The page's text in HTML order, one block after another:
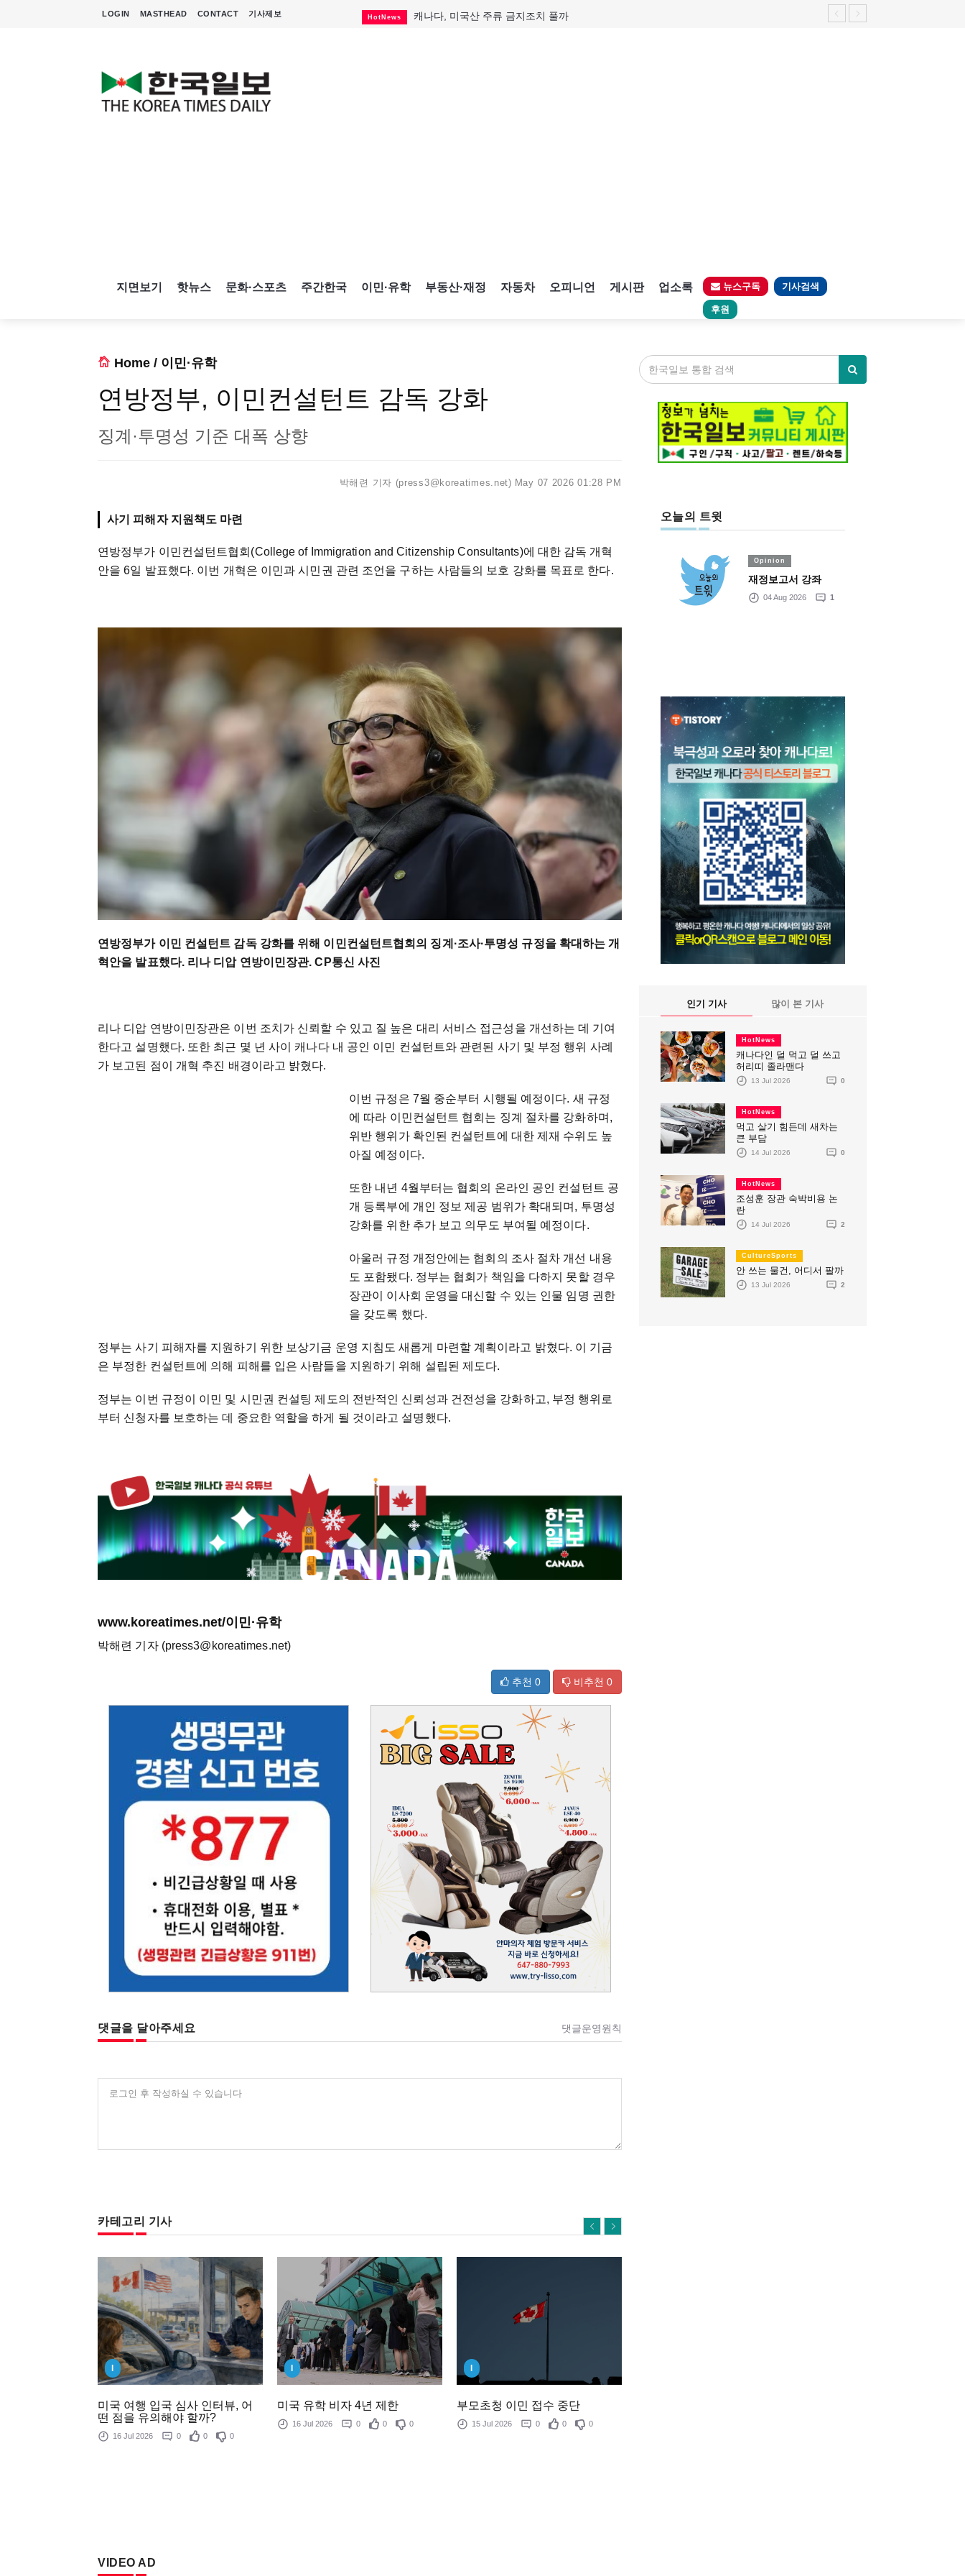
LOGIN MASTHEAD CONTACT 기사제보 HotNews 캐나다, 미국산 주류 금지조치 풀까
지면보기 핫뉴스 문화·스포츠 주간한국 이민·유학 부동산·재정 자동차 오피니언 게시판 업소록 뉴스구독 기사검색
후원
Home / 이민·유학
연방정부, 이민컨설턴트 감독 강화
징계·투명성 기준 대폭 상향
박해련 기자 (press3@koreatimes.net) May 07 2026 01:28 PM
사기 피해자 지원책도 마련
연방정부가 이민컨설턴트협회(College of Immigration and Citizenship Consultants)에 대한 감독 개혁
안을 6일 발표했다. 이번 개혁은 이민과 시민권 관련 조언을 구하는 사람들의 보호 강화를 목표로 한다.
연방정부가 이민 컨설턴트 감독 강화를 위해 이민컨설턴트협회의 징계·조사·투명성 규정을 확대하는 개
혁안을 발표했다. 리나 디압 연방이민장관. CP통신 사진
리나 디압 연방이민장관은 이번 조치가 신뢰할 수 있고 질 높은 대리 서비스 접근성을 개선하는 데 기여
한다고 설명했다. 또한 최근 몇 년 사이 캐나다 내 공인 이민 컨설턴트와 관련된 사기 및 부정 행위 사례
가 보고된 점이 개혁 추진 배경이라고 밝혔다.
이번 규정은 7월 중순부터 시행될 예정이다. 새 규정
에 따라 이민컨설턴트 협회는 징계 절차를 강화하며,
위반 행위가 확인된 컨설턴트에 대한 제재 수위도 높
아질 예정이다.
또한 내년 4월부터는 협회의 온라인 공인 컨설턴트 공
개 등록부에 개인 정보 제공 범위가 확대되며, 투명성
강화를 위한 추가 보고 의무도 부여될 예정이다.
아울러 규정 개정안에는 협회의 조사 절차 개선 내용
도 포함됐다. 정부는 협회가 책임을 다하지 못할 경우
장관이 이사회 운영을 대신할 수 있는 인물 임명 권한
을 갖도록 했다.
정부는 사기 피해자를 지원하기 위한 보상기금 운영 지침도 새롭게 마련할 계획이라고 밝혔다. 이 기금
은 부정한 컨설턴트에 의해 피해를 입은 사람들을 지원하기 위해 설립된 제도다.
정부는 이번 규정이 이민 및 시민권 컨설팅 제도의 전반적인 신뢰성과 건전성을 강화하고, 부정 행위로
부터 신청자를 보호하는 데 중요한 역할을 하게 될 것이라고 설명했다.
www.koreatimes.net/이민·유학
박해련 기자 (press3@koreatimes.net)
추천 0 비추천 0
댓글을 달아주세요 댓글운영원칙
로그인 후 작성하실 수 있습니다
카테고리 기사
미국 여행 입국 심사 인터뷰, 어
떤 점을 유의해야 할까?
16 Jul 2026 0 0 0
미국 유학 비자 4년 제한
16 Jul 2026 0 0 0
부모초청 이민 접수 중단
15 Jul 2026 0 0 0
VIDEO AD
오늘의 트윗
Opinion
재정보고서 강좌
04 Aug 2026 1
인기 기사 많이 본 기사
HotNews
캐나다인 덜 먹고 덜 쓰고
허리띠 졸라맨다
13 Jul 2026 0
HotNews
먹고 살기 힘든데 새차는
큰 부담
14 Jul 2026 0
HotNews
조성훈 장관 숙박비용 논
란
14 Jul 2026 2
CultureSports
안 쓰는 물건, 어디서 팔까
13 Jul 2026 2